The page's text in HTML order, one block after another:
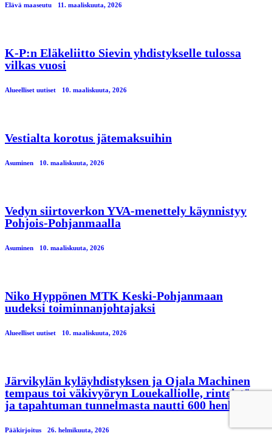
Elävä maaseutu 11. maaliskuuta, 2026
K-P:n Eläkeliitto Sievin yhdistykselle tulossa
vilkas vuosi
Alueelliset uutiset 10. maaliskuuta, 2026
Vestialta korotus jätemaksuihin
Asuminen 10. maaliskuuta, 2026
Vedyn siirtoverkon YVA-menettely käynnistyy
Pohjois-Pohjanmaalla
Asuminen 10. maaliskuuta, 2026
Niko Hyppönen MTK Keski-Pohjanmaan
uudeksi toiminnanjohtajaksi
Alueelliset uutiset 10. maaliskuuta, 2026
Järvikylän kyläyhdistyksen ja Ojala Machinen
tempaus toi väkivyöryn Louekalliolle, rinteistä
ja tapahtuman tunnelmasta nautti 600 henkeä
Pääkirjoitus 26. helmikuuta, 2026